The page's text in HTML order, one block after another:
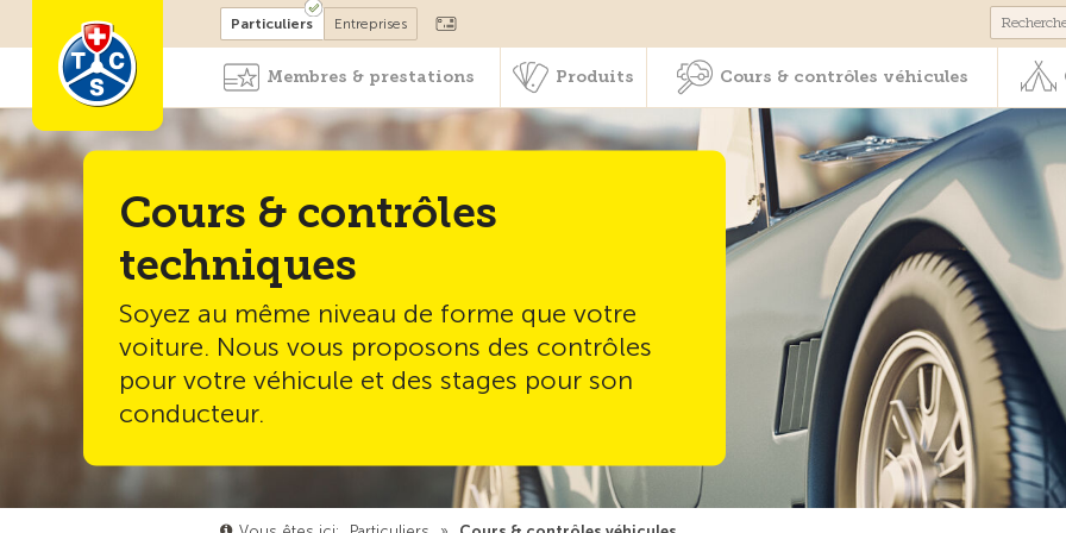
Devenir membre Cours & contrôles
Particuliers Entreprises
Membres & prestations Produits Cours & contrôles véhicules
Cours & contrôles
techniques
Soyez au même niveau de forme que votre
voiture. Nous vous proposons des contrôles
pour votre véhicule et des stages pour son
conducteur.